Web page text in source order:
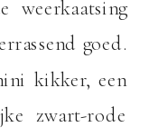
goed.
kikker, een
zwart-rode